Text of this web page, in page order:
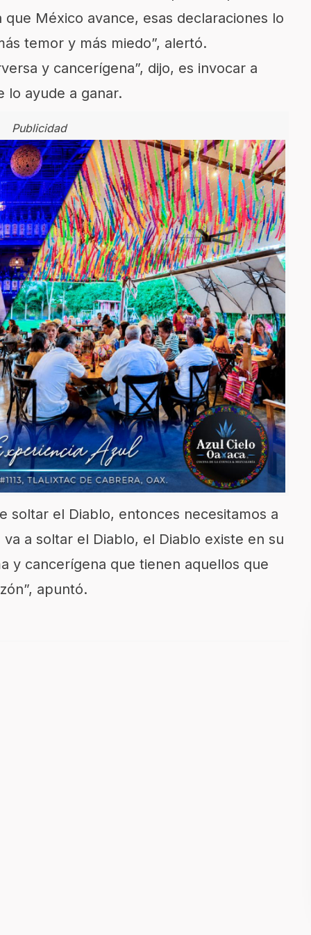
México avance, esas declaraciones lo
temor y más miedo”, alertó.
y cancerígena”, dijo, es invocar a
lo ayude a ganar.
Publicidad
soltar el Diablo, entonces necesitamos a
a soltar el Diablo, el Diablo existe en su
y cancerígena que tienen aquellos que
apuntó.